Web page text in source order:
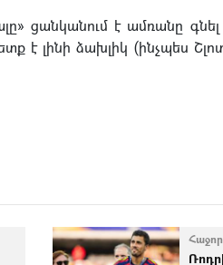
ցանկանում է ամռանը
լինի ձախլիկ (ինչպես